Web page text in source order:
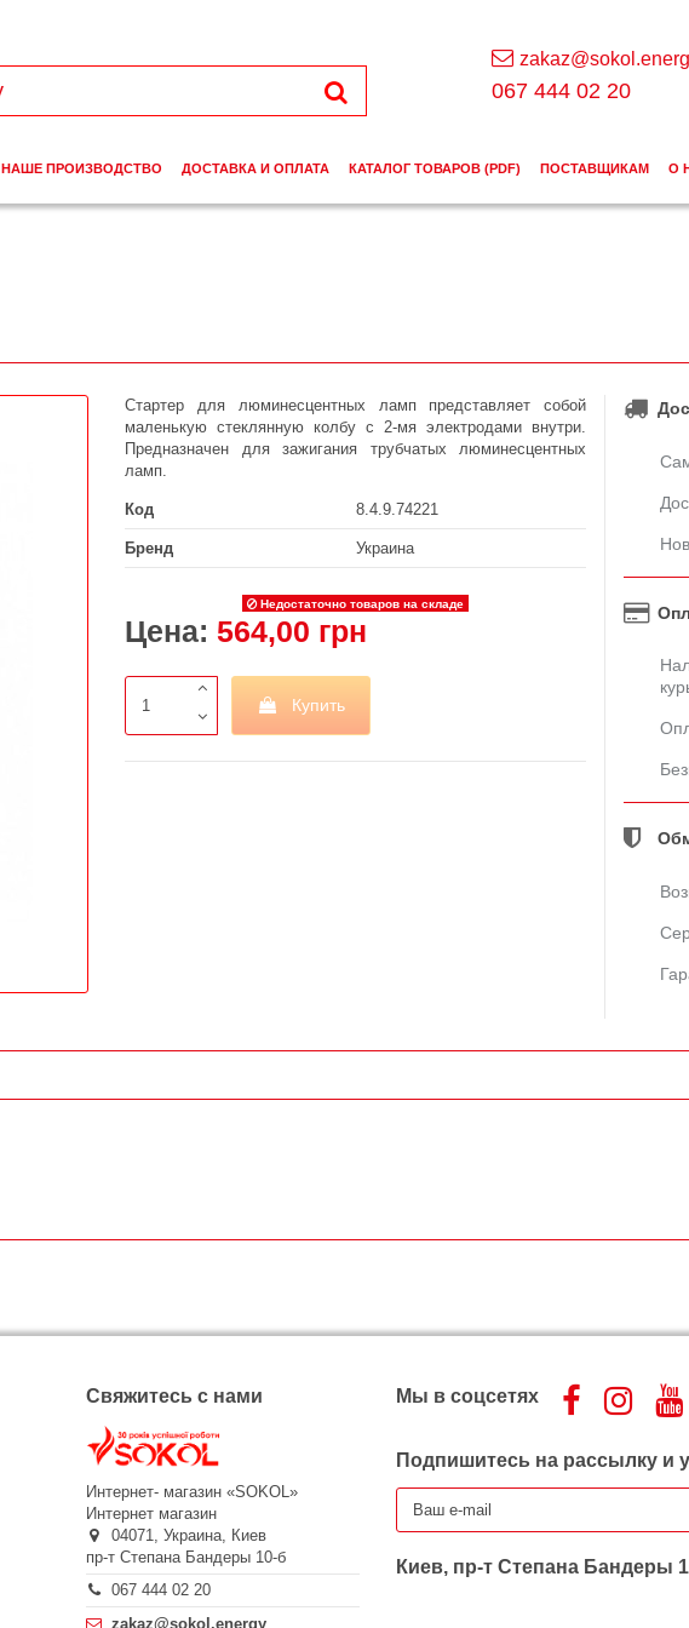
Стартер для люминесцентных ламп представляет собой
маленькую стеклянную колбу с 2-мя электродами внутри.
Предназначен для зажигания трубчатых люминесцентных
ламп.
Код 8.4.9.74221
Бренд Украина
Недостаточно товаров на складе
Цена: 564,00 грн
Купить
067 444 02 20
НАШЕ ПРОИЗВОДСТВО ДОСТАВКА И ОПЛАТА КАТАЛОГ ТОВАРОВ (PDF) ПОСТАВЩИКАМ О
Свяжитесь с нами
Интернет- магазин «SOKOL»
Интернет магазин
04071,Украина, Киев
пр-т Степана Бандеры 10-б
067 444 02 20
zakaz@sokol.energy
Мы в соцсетях
Подпишитесь на рассылку и
Киев, пр-т Степана Бандеры